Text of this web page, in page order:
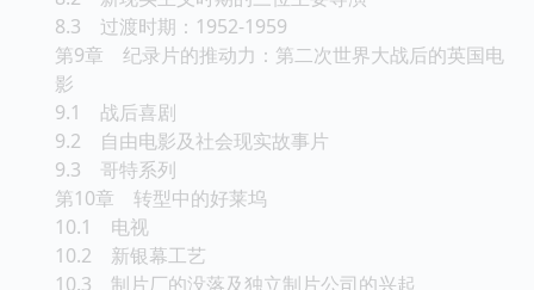
8.3 过渡时期：1952-1959
第9章 纪录片的推动力：第二次世界大战后的英国电
影
9.1 战后喜剧
9.2 自由电影及社会现实故事片
9.3 哥特系列
第10章 转型中的好莱坞
10.1 电视
10.2 新银幕工艺
10.3 制片厂的没落及独立制片公司的兴起